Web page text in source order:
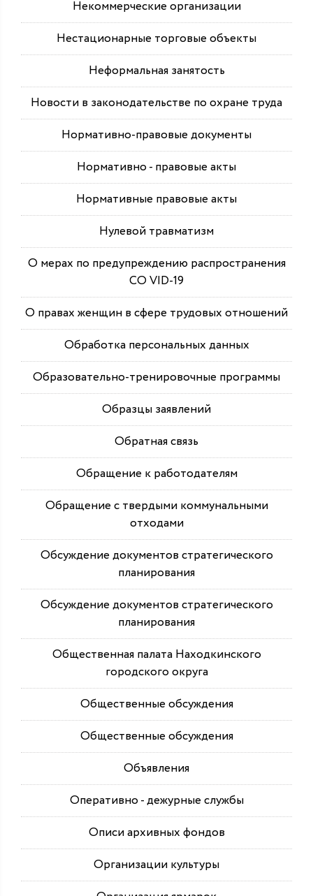
Некоммерческие организации
Нестационарные торговые объекты
Неформальная занятость
Новости в законодательстве по охране труда
Нормативно-правовые документы
Нормативно - правовые акты
Нормативные правовые акты
Нулевой травматизм
О мерах по предупреждению распространения
СО VID-19
О правах женщин в сфере трудовых отношений
Обработка персональных данных
Образовательно-тренировочные программы
Образцы заявлений
Обратная связь
Обращение к работодателям
Обращение с твердыми коммунальными
отходами
Обсуждение документов стратегического
планирования
Обсуждение документов стратегического
планирования
Общественная палата Находкинского
городского округа
Общественные обсуждения
Общественные обсуждения
Объявления
Оперативно - дежурные службы
Описи архивных фондов
Организации культуры